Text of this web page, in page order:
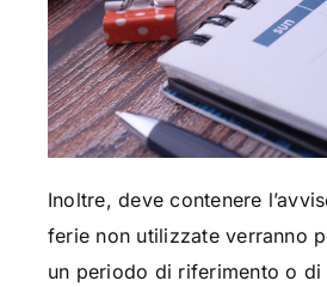
Inoltre, deve contenere
ferie non utilizzate verranno
un periodo di riferimento o